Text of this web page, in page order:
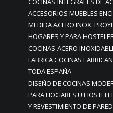
ACCESORIOS MUEBLES
MEDIDA ACERO INOX.
HOGARES Y PARA
COCINAS ACERO
FABRICA COCINAS
TODA ESPAÑA
DISEÑO DE COCINAS
PARA HOGARES U
Y REVESTIMIENTO DE